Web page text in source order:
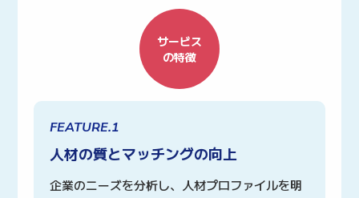
サービス
の特徴
FEATURE.1
人材の質とマッチングの向上
企業のニーズを分析し、人材プロファイルを明